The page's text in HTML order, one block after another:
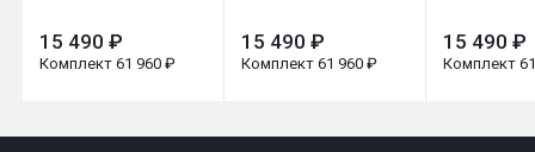
15 490 ₽
Комплект 61 960 ₽
15 490 ₽
Комплект 61 960 ₽
15 490 ₽
Комплект